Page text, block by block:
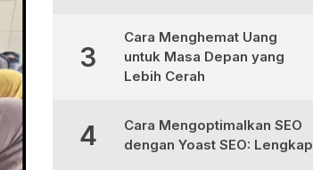
3
Cara Menghemat Uang
untuk Masa Depan yang
Lebih Cerah
4
Cara Mengoptimalkan SEO
dengan Yoast SEO: Lengkap